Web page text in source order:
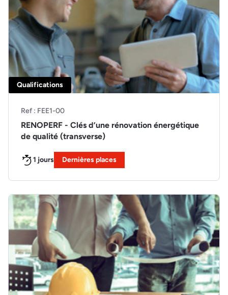
Ref : FEE1-00
RENOPERF - Clés d’une rénovation énergétique
de qualité (transverse)
1 jours Dernières places
Qualifications